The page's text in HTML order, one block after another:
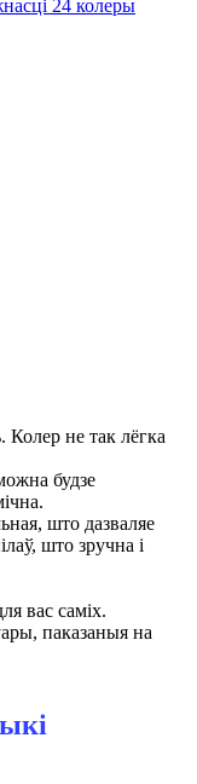
Колер не так лёгка
будзе
што дазваляе
што зручна і
вас саміх.
паказаныя на